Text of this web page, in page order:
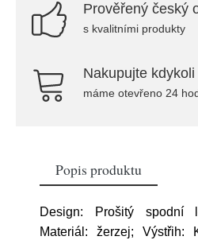
Prověřený český
s kvalitními produkty
Nakupujte kdykoli
máme otevřeno 24
Popis produktu
Design: Prošitý spodní
Materiál: žerzej; Výstřih: